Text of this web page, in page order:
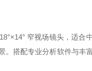
窄视场镜头，适合
。搭配专业分析软件与丰